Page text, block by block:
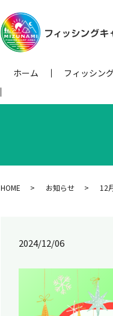
ホーム フィッシン
HOME お知らせ 12
2024/12/06